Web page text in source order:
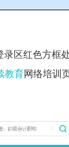
录区红色方框
教育网络培训